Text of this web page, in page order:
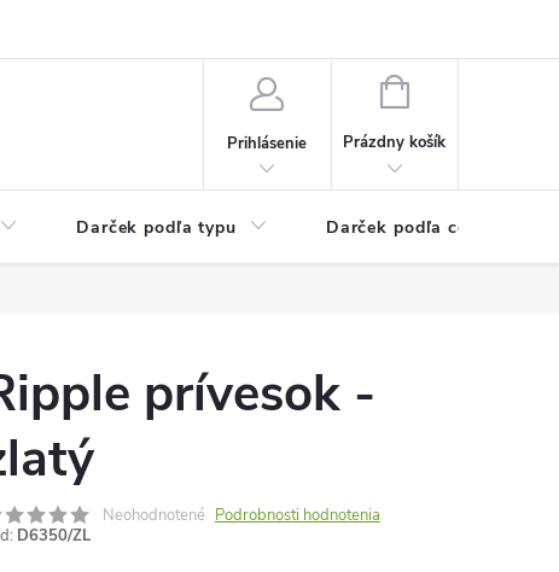
Prihlásenie
NÁKUPNÝ
Prázdny košík
Darček podľa typu Darček podľa ceny
prívesok -
Neohodnotené Podrobnosti hodnotenia
D6350/ZL